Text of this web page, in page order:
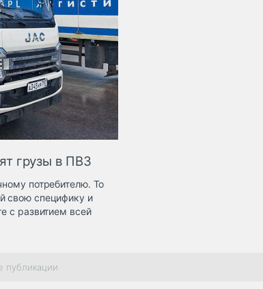
грузы в ПВЗ
потребителю. То
свою специфику и
с развитием всей
публикации